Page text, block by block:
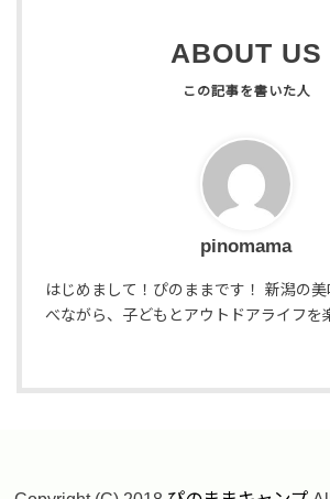
ABOUT US
pinomama
はじめまして！ぴのままです！ 新潟の
べながら、子どもとアウトドアライフを